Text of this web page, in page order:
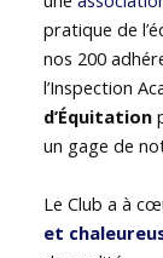
pratique de
nos 200
l’Inspection
d’Équitation
un gage de
Le Club a à
et